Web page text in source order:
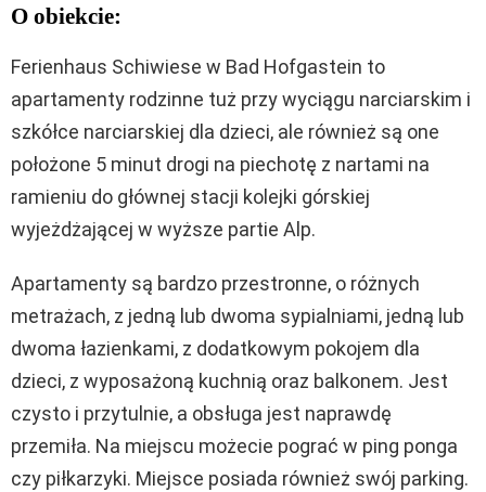
O obiekcie:
Ferienhaus Schiwiese w Bad Hofgastein to
apartamenty rodzinne tuż przy wyciągu narciarskim i
szkółce narciarskiej dla dzieci, ale również są one
położone 5 minut drogi na piechotę z nartami na
ramieniu do głównej stacji kolejki górskiej
wyjeżdżającej w wyższe partie Alp.
Apartamenty są bardzo przestronne, o różnych
metrażach, z jedną lub dwoma sypialniami, jedną lub
dwoma łazienkami, z dodatkowym pokojem dla
dzieci, z wyposażoną kuchnią oraz balkonem. Jest
czysto i przytulnie, a obsługa jest naprawdę
przemiła. Na miejscu możecie pograć w ping ponga
czy piłkarzyki. Miejsce posiada również swój parking.